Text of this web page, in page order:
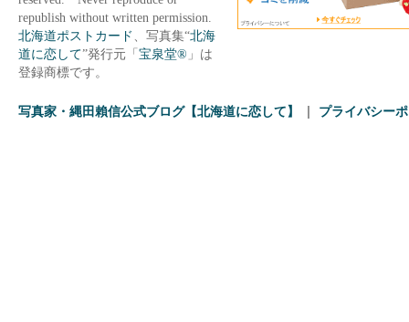
republish without written permission.
北海道ポストカード
、写真集“北海
道に恋して”発行元「 宝泉堂® 」は
登録商標です。
写真家・縄田賴信公式ブログ【北海道に恋して】 プライバシー